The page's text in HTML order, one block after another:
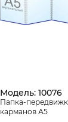
Модель: 10076
Папка-
карманов А5